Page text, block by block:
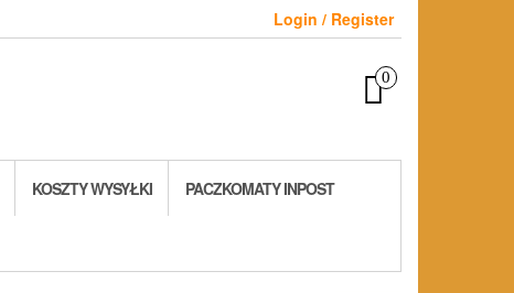
Login / Register
0
KOSZTY WYSYŁKI PACZKOMATY INPOST